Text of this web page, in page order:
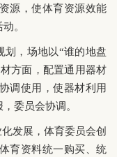
源，使体育资源效能
。
划，场地以“谁的地盘
方面，配置通用器材
调使用，使器材利用
委员会协调。
发展，体育委员会创
育资料统一购买、统